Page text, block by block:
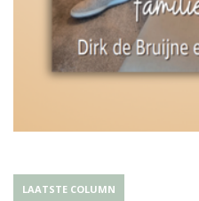
LAATSTE COLUMN